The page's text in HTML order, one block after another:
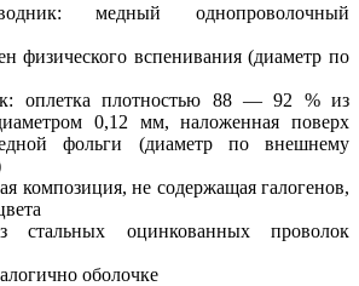
медный однопроволочный
физического вспенивания (диаметр по
оплетка плотностью 88 — 92 % из
0,12 мм, наложенная поверх
фольги (диаметр по внешнему
композиция, не содержащая галогенов,
стальных оцинкованных проволок
оболочке